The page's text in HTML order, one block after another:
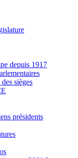
depuis 1917
sièges
présidents